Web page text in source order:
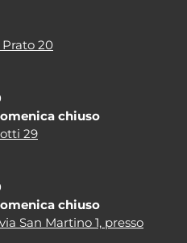
Prato 20
chiuso
29
chiuso
San Martino 1, presso